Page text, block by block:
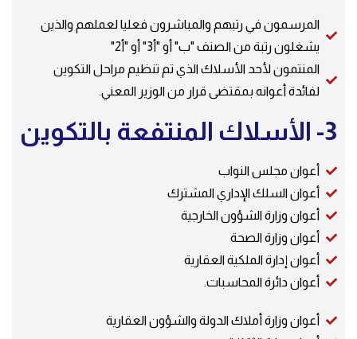
المرسمون في رتبهم والمباشرون فعليا لعملهم والذين
يشغلون رتبة من الصنف "ب" أو "أ3" أو "أ2"
المنتمون لأحد الأسلاك الذي تم تنظيم مراحل التكوين
لفائدة أعوانه بمقتضى قرار من الوزير المعني.
3- الأسلاك المنتفعة بالتكوين
أعوان مجلس النواب
أعوان السلك الإداري المشترك
أعوان وزارة الشؤون الخارجية
أعوان وزارة الصحة
أعوان إدارة الملكية العقارية
أعوان دائرة المحاسبات.
أعوان وزارة أملاك الدولة والشؤون العقارية